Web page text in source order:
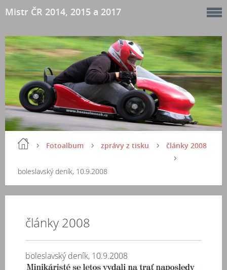
Mistr ČR 2014, 2015 a 2017
Fotoalbum zprávy z tisku články 2008
boleslavský deník, 10.9.2008
články 2008
boleslavský deník, 10.9.2008